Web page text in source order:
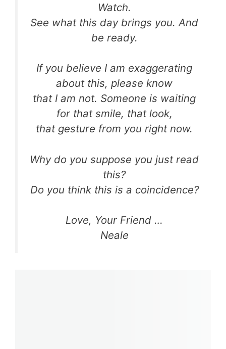
Watch.
See what this day brings you. And
be ready.
If you believe I am exaggerating
about this, please know
that I am not. Someone is waiting
for that smile, that look,
that gesture from you right now.
Why do you suppose you just read
this?
Do you think this is a coincidence?
Love, Your Friend …
Neale